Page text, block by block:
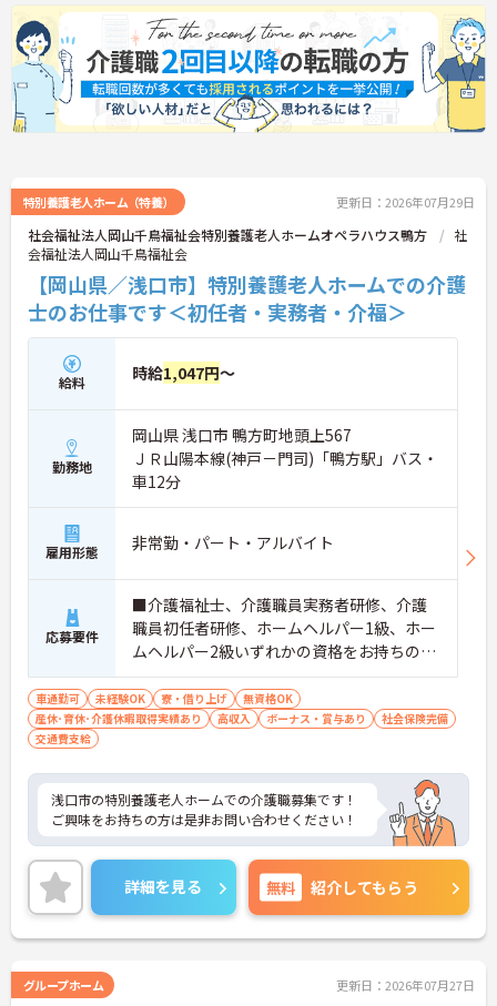
特別養護老人ホーム（特養） 更新日：2026年07月29日
社会福祉法人岡山千鳥福祉会特別養護老人ホームオペラハウス鴨方
社
会福祉法人岡山千鳥福祉会
【岡山県／浅口市】特別養護老人ホームでの介護
士のお仕事です＜初任者・実務者・介福＞
給料 時給1,047円～
勤務地
岡山県 浅口市 鴨方町地頭上567
ＪＲ山陽本線(神戸－門司)「鴨方駅」バス・
車12分
雇用形態 非常勤・パート・アルバイト
応募要件
■介護福祉士、介護職員実務者研修、介護
職員初任者研修、ホームヘルパー1級、ホー
ムヘルパー2級いずれかの資格をお持ちの方
※無資格相談可能 ※介護経験者歓迎
車通勤可 未経験OK 寮・借り上げ
無資格OK
産休･育休･介護休暇取得実績あり
高収入 ボーナス・賞与あり
社会保険完備
交通費支給
浅口市の特別養護老人ホームでの介護職募集です！
ご興味をお持ちの方は是非お問い合わせください！
詳細を見る 無料 紹介してもらう
グループホーム 更新日：2026年07月27日